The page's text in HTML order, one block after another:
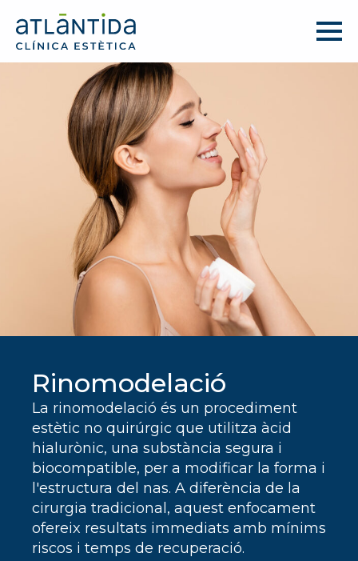
Rinomodelació
La rinomodelació és un procediment
estètic no quirúrgic que utilitza àcid
hialurònic, una substància segura i
biocompatible, per a modificar la forma i
l'estructura del nas. A diferència de la
cirurgia tradicional, aquest enfocament
ofereix resultats immediats amb mínims
riscos i temps de recuperació.